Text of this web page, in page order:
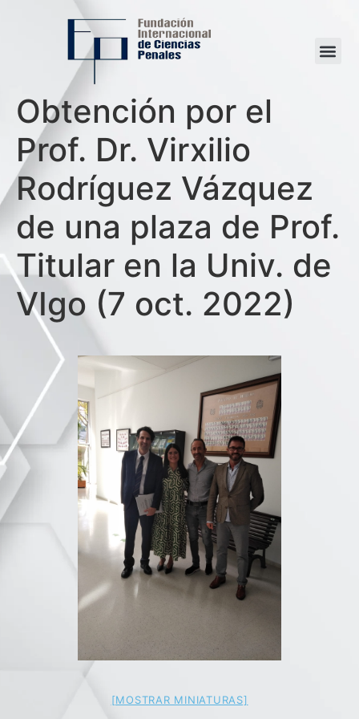
Obtención por el
Prof. Dr. Virxilio
Rodríguez Vázquez
de una plaza de Prof.
Titular en la Univ. de
VIgo (7 oct. 2022)
[MOSTRAR MINIATURAS]